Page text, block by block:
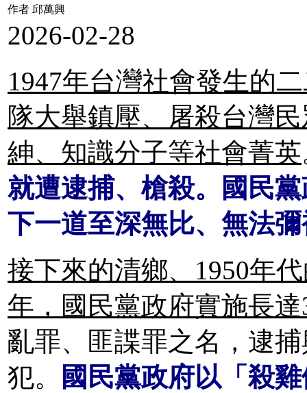
作者 邱萬興
2026-02-28
1947年台灣社會發生的
隊大舉鎮壓、屠殺台灣
紳、知識分子等社會菁英
就遭逮捕、槍殺。國民
下一道至深無比、無法
接下來的清鄉、1950年
年，國民黨政府實施長
亂罪、匪諜罪之名，逮
犯。
國民黨政府以「殺